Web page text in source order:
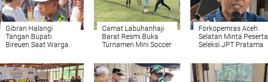
Gibran Halangi
Tangan Bupati
Bireuen Saat Warga
Camat Labuhanhaji
Barat Resmi Buka
Turnamen Mini Soccer
Forkopemras Aceh
Selatan Minta Peserta
Seleksi JPT Pratama
Kedekatan